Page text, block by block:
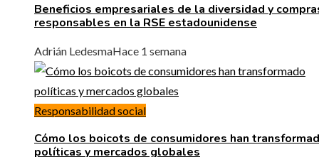
Beneficios empresariales de la diversidad y
responsables en la RSE estadounidense
Adrián LedesmaHace 1 semana
Responsabilidad social
Cómo los boicots de consumidores han
políticas y mercados globales